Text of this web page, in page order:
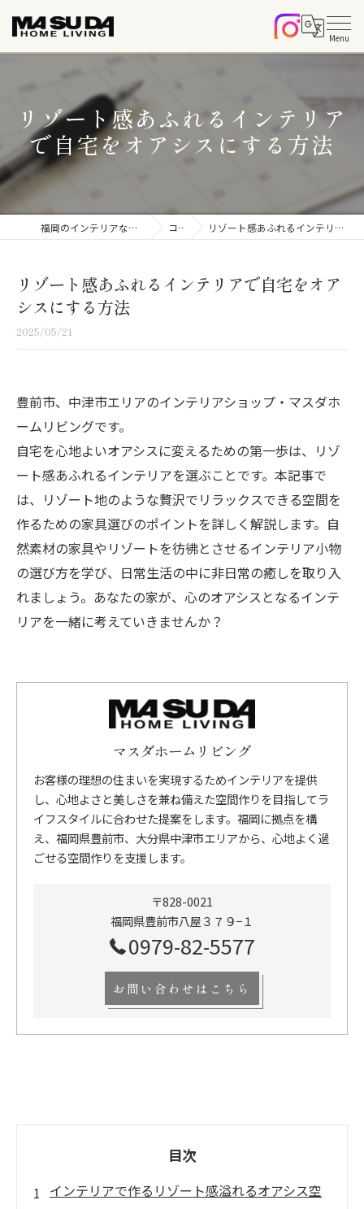
リゾート感あふれるインテリア
で自宅をオアシスにする方法
福岡のインテリアならマスダホームリビング コラム リゾート感あふれるインテリアで自宅をオアシスにする方法
リゾート感あふれるインテリアで自宅をオア
シスにする方法
2025/05/21
豊前市、中津市エリアのインテリアショップ・マスダホ
ームリビングです。
自宅を心地よいオアシスに変えるための第一歩は、リゾ
ート感あふれるインテリアを選ぶことです。本記事で
は、リゾート地のような贅沢でリラックスできる空間を
作るための家具選びのポイントを詳しく解説します。自
然素材の家具やリゾートを彷彿とさせるインテリア小物
の選び方を学び、日常生活の中に非日常の癒しを取り入
れましょう。あなたの家が、心のオアシスとなるインテ
リアを一緒に考えていきませんか？
マスダホームリビング
お客様の理想の住まいを実現するためインテリアを提供
し、心地よさと美しさを兼ね備えた空間作りを目指してラ
イフスタイルに合わせた提案をします。福岡に拠点を構
え、福岡県豊前市、大分県中津市エリアから、心地よく過
ごせる空間作りを支援します。
〒828-0021
福岡県豊前市八屋３７９−１
0979-82-5577
お問い合わせはこちら
目次
インテリアで作るリゾート感溢れるオアシス空